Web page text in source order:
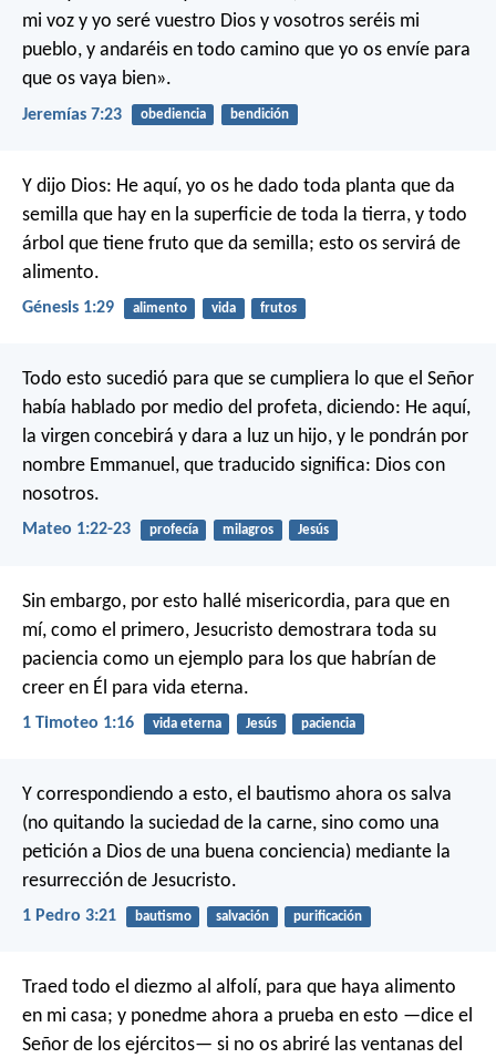
mi voz y yo seré vuestro Dios y vosotros seréis mi
pueblo, y andaréis en todo camino que yo os envíe para
que os vaya bien».
Jeremías 7:23 obediencia bendición
Y dijo Dios: He aquí, yo os he dado toda planta que da
semilla que hay en la superficie de toda la tierra, y todo
árbol que tiene fruto que da semilla; esto os servirá de
alimento.
Génesis 1:29 alimento vida frutos
Todo esto sucedió para que se cumpliera lo que el Señor
había hablado por medio del profeta, diciendo: He aquí,
la virgen concebirá y dara a luz un hijo, y le pondrán por
nombre Emmanuel, que traducido significa: Dios con
nosotros.
Mateo 1:22-23 profecía milagros Jesús
Sin embargo, por esto hallé misericordia, para que en
mí, como el primero, Jesucristo demostrara toda su
paciencia como un ejemplo para los que habrían de
creer en Él para vida eterna.
1 Timoteo 1:16 vida eterna Jesús paciencia
Y correspondiendo a esto, el bautismo ahora os salva
(no quitando la suciedad de la carne, sino como una
petición a Dios de una buena conciencia) mediante la
resurrección de Jesucristo.
1 Pedro 3:21 bautismo salvación purificación
Traed todo el diezmo al alfolí, para que haya alimento
en mi casa; y ponedme ahora a prueba en esto —dice el
Señor de los ejércitos— si no os abriré las ventanas del